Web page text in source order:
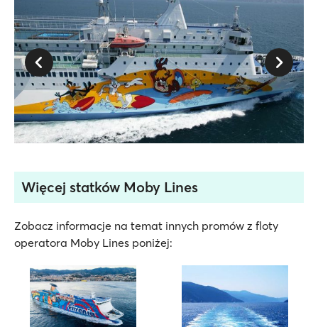
Więcej statków Moby Lines
Zobacz informacje na temat innych promów z floty
operatora Moby Lines poniżej: